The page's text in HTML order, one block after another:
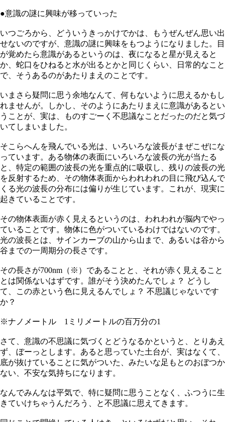
●意識の謎に興味が移っていった
いつごろから、どういうきっかけでかは、もうぜんぜん思い出
せないのですが、意識の謎に興味をもつようになりました。目
が覚めたら意識があるというのは、夜になると星が見えると
か、蛇口をひねると水が出るとかと同じくらい、日常的なこと
で、そうあるのがあたりまえのことです。
いまさら疑問に思う余地なんて、何もないように思えるかもし
れませんが。しかし、そのようにあたりまえに意識があるとい
うことが、実は、ものすごーく不思議なことだったのだと気づ
いてしまいました。
そこらへんを飛んでいる光は、いろいろな波長がまぜこぜにな
っています。ある物体の表面にいろいろな波長の光が当たる
と、特定の範囲の波長の光を重点的に吸収し、残りの波長の光
を反射するため、その物体表面からわれわれの目に飛び込んで
くる光の波長の分布には偏りが生じています。これが、現実に
起きていることです。
その物体表面が赤く見えるというのは、われわれが脳内でやっ
ていることです。物体に色がついているわけではないのです。
光の波長とは、サインカーブの山から山まで、あるいは谷から
谷までの一周期分の長さです。
その長さが700nm（※）であることと、それが赤く見えること
とは関係ないはずです。誰がそう決めたんでしょ？ どうし
て、この赤という色に見えるんでしょ？ 不思議じゃないです
か？
※ナノメートル 1ミリメートルの百万分の1
さて、意識の不思議に気づくとどうなるかというと、とりあえ
ず、ぼーっとします。あると思っていた土台が、実はなくて、
底が抜けていることに気がついた、みたいな足もとのおぼつか
ない、不安な気持ちになります。
なんでみんなは平気で、特に疑問に思うことなく、ふつうに生
きていけちゃうんだろう、と不思議に思えてきます。